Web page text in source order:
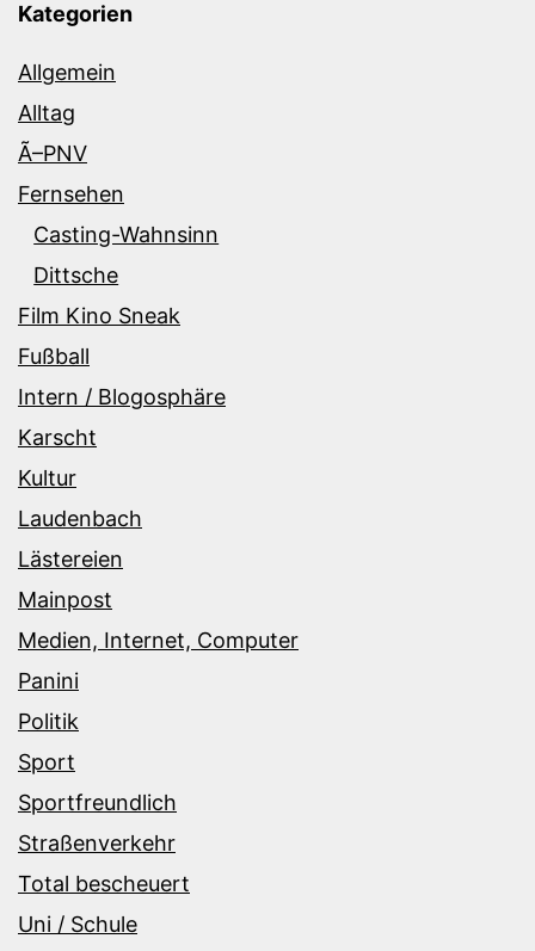
Kategorien
Allgemein
Alltag
Ã–PNV
Fernsehen
Casting-Wahnsinn
Dittsche
Film Kino Sneak
Fußball
Intern / Blogosphäre
Karscht
Kultur
Laudenbach
Lästereien
Mainpost
Medien, Internet, Computer
Panini
Politik
Sport
Sportfreundlich
Straßenverkehr
Total bescheuert
Uni / Schule